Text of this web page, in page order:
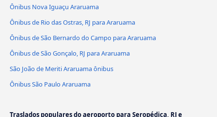
Ônibus Nova Iguaçu Araruama
Ônibus de Rio das Ostras, RJ para Araruama
Ônibus de São Bernardo do Campo para Araruama
Ônibus de São Gonçalo, RJ para Araruama
São João de Meriti Araruama ônibus
Ônibus São Paulo Araruama
Traslados populares do aeroporto para Seropédica, RJ e